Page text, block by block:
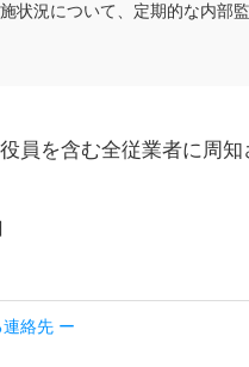
状況について、定期的な内
員を含む全従業者に周
絡先 ー